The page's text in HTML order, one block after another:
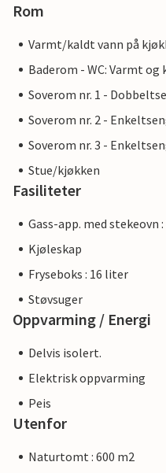
Rom
Varmt/kaldt vann på
Baderom - WC: Varmt og
Soverom nr. 1 -
Soverom nr. 2 -
Soverom nr. 3 -
Stue/kjøkken
Fasiliteter
Gass-app. med stekeovn
Kjøleskap
Fryseboks : 16 liter
Støvsuger
Oppvarming / Energi
Delvis isolert.
Elektrisk oppvarming
Peis
Utenfor
Naturtomt : 600 m2